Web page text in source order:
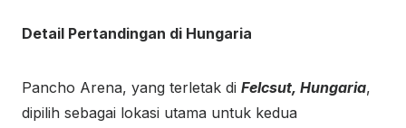
Detail Pertandingan di Hungaria
Pancho Arena, yang terletak di Felcsut, Hungaria,
dipilih sebagai lokasi utama untuk kedua